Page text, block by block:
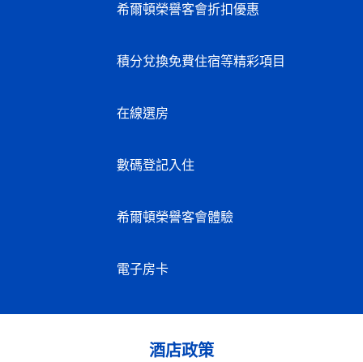
希爾頓榮譽客會折扣優惠
積分兌換免費住宿等精彩項目
在線選房
數碼登記入住
希爾頓榮譽客會體驗
電子房卡
酒店政策